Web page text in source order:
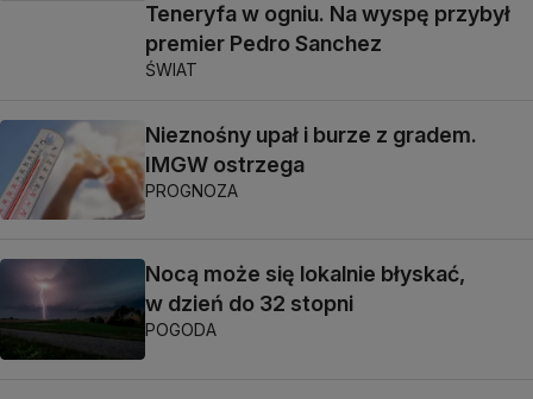
Teneryfa w ogniu. Na wyspę przybył
premier Pedro Sanchez
ŚWIAT
Nieznośny upał i burze z gradem.
IMGW ostrzega
PROGNOZA
Nocą może się lokalnie błyskać,
w dzień do 32 stopni
POGODA